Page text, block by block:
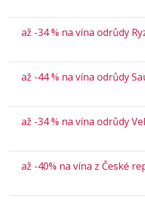
až -34 % na vína odrůdy
až -44 % na vína odrůdy
až -34 % na vína odrůdy
až -40% na vína z České